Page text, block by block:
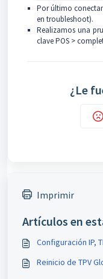
Por último
en troubleshoot).
Realizamos una
clave POS >
¿Le
Imprimir
Artículos en
Configuración IP,
Reinicio de TPV